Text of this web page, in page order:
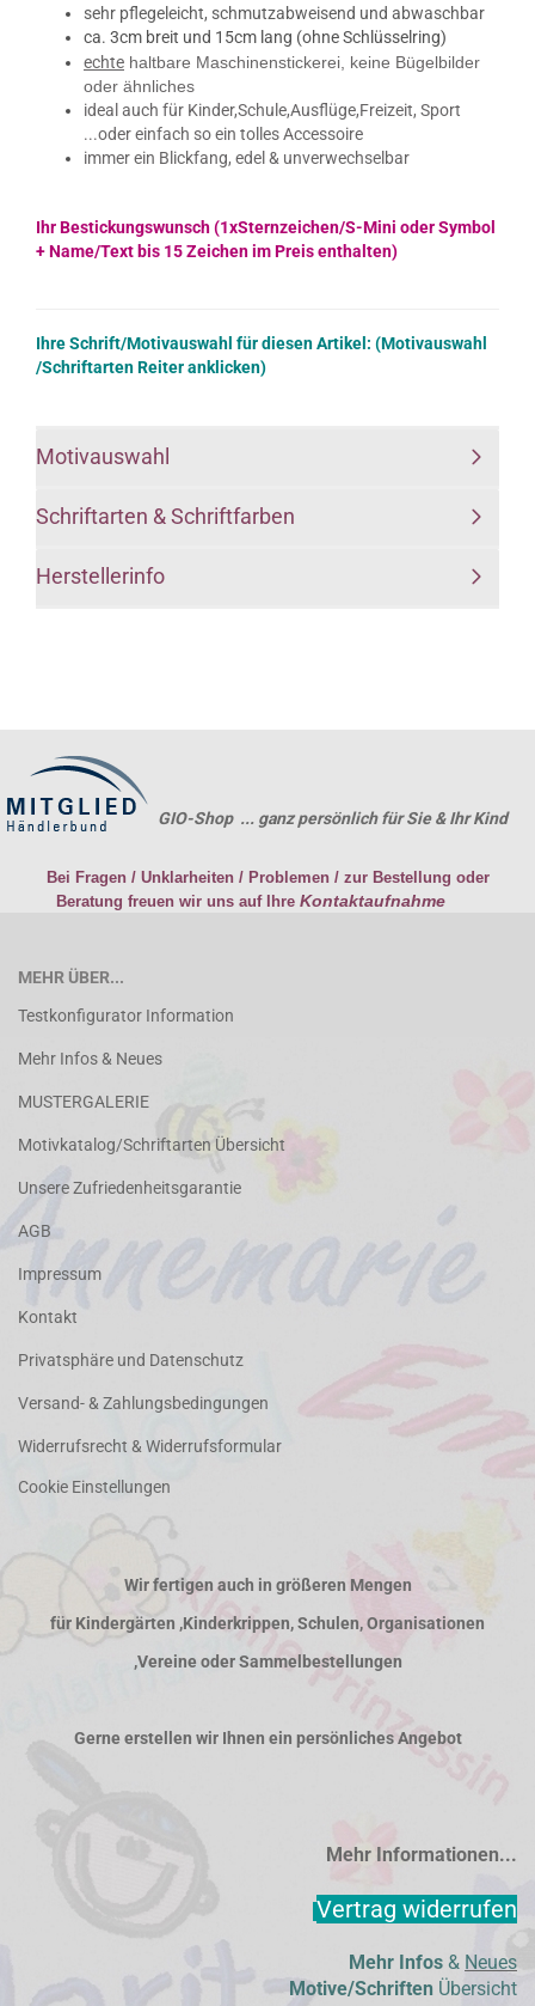
sehr pflegeleicht, schmutzabweisend und abwaschbar
ca. 3cm breit und 15cm lang (ohne Schlüsselring)
echte haltbare Maschinenstickerei,​ keine Bügelbilder
oder ähnliches
ideal auch für Kinder,Schule,Ausflüge,Freizeit, Sport
...oder einfach so ein tolles Accessoire
immer ein Blickfang,​​ edel & unverwechselbar
Ihr Bestickungswunsch (1xSternzeichen/S-Mini oder Symbol
+ Name/Text bis 15 Zeichen im Preis enthalten)
Ihre Schrift/Motivauswahl für diesen Artikel: (Motivauswahl
/Schriftarten Reiter anklicken)
Motivauswahl
Schriftarten & Schriftfarben
Herstellerinfo
GIO-Shop ... ganz persönlich für Sie & Ihr Kind
Bei Fragen / Unklarheiten / Problemen / zur Bestellung oder
Beratung freuen wir uns auf Ihre Kontaktaufnahme
MEHR ÜBER...
Testkonfigurator Information
Mehr Infos & Neues
MUSTERGALERIE
Motivkatalog/Schriftarten Übersicht
Unsere Zufriedenheitsgarantie
AGB
Impressum
Kontakt
Privatsphäre und Datenschutz
Versand- & Zahlungsbedingungen
Widerrufsrecht & Widerrufsformular
Cookie Einstellungen
Wir fertigen auch in größeren Mengen
für Kindergärten ,Kinderkrippen, Schulen, Organisationen
,Vereine oder Sammelbestellungen
Gerne erstellen wir Ihnen ein persönliches Angebot
Mehr Informationen...
Vertrag widerrufen
Mehr Infos & Neues
Motive/Schriften Übersicht